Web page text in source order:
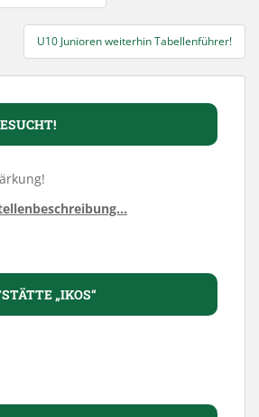
U10 Junioren weiterhin Tabellenführer!
„IKOS“